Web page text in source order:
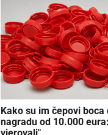
Kako su im čepovi boca
nagradu od 10.000